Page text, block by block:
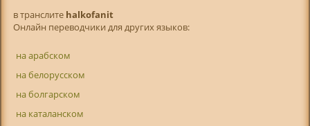
в транслитe halkofanit
Онлайн переводчики для других языков:
на арабском
на белорусском
на болгарском
на каталанском